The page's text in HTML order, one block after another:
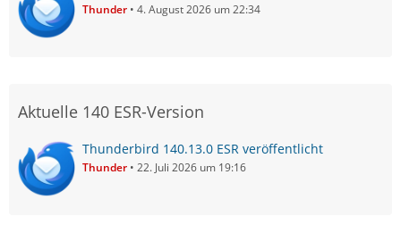
Thunder 4. August 2026 um 22:34
Aktuelle 140 ESR-Version
Thunderbird 140.13.0 ESR veröffentlicht
Thunder 22. Juli 2026 um 19:16